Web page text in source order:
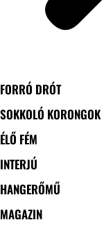
FORRÓ DRÓT
SOKKOLÓ KORONGOK
ÉLŐ FÉM
INTERJÚ
HANGERŐMŰ
MAGAZIN